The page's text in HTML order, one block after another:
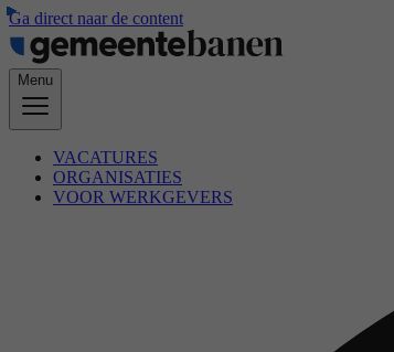
Ga direct naar de content
Menu
VACATURES
ORGANISATIES
VOOR WERKGEVERS